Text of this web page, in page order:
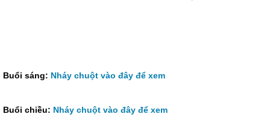
Buổi sáng: Nháy chuột vào đây để xem
Buổi chiều: Nháy chuột vào đây để xem